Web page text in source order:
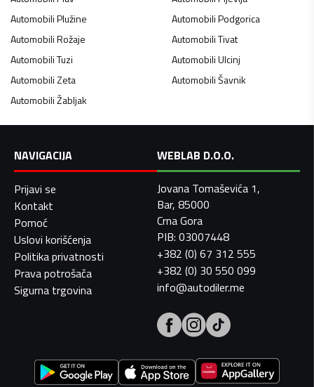
AutomobiliPlužine AutomobiliPodgorica
AutomobiliRožaje AutomobiliTivat
AutomobiliTuzi AutomobiliUlcinj
AutomobiliZeta AutomobiliŠavnik
AutomobiliŽabljak
NAVIGACIJA
Prijavi se
Kontakt
Pomoć
Uslovi korišćenja
Politika privatnosti
Prava potrošača
Sigurna trgovina
WEBLAB D.O.O.
Jovana Tomaševića 1,
Bar, 85000
Crna Gora
PIB: 03007448
+382 (0) 67 312 555
+382 (0) 30 550 099
info@autodiler.me